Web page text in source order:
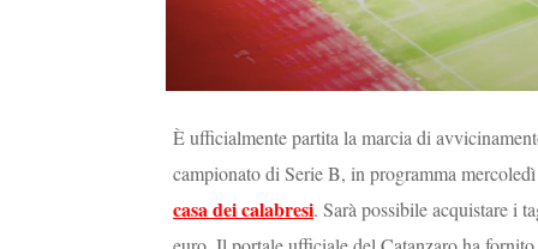
È ufficialmente partita la marcia di
campionato di Serie B, in programma
casa dei calabresi. Sarà possibile acquistare i